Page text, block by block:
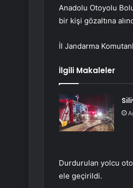
Anadolu Otoyolu
bir kişi gözaltına
İl Jandarma
İlgili Makaleler
Durdurulan yolcu
ele geçirildi.